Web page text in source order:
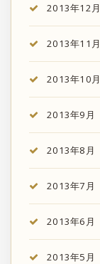
2013年12月
2013年11月
2013年10月
2013年9月
2013年8月
2013年7月
2013年6月
2013年5月